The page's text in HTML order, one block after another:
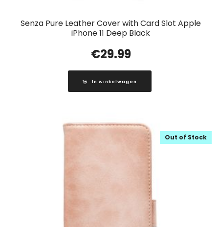
Senza Pure Leather Cover with Card Slot Apple
iPhone 11 Deep Black
€29.99
In winkelwagen
Out of Stock